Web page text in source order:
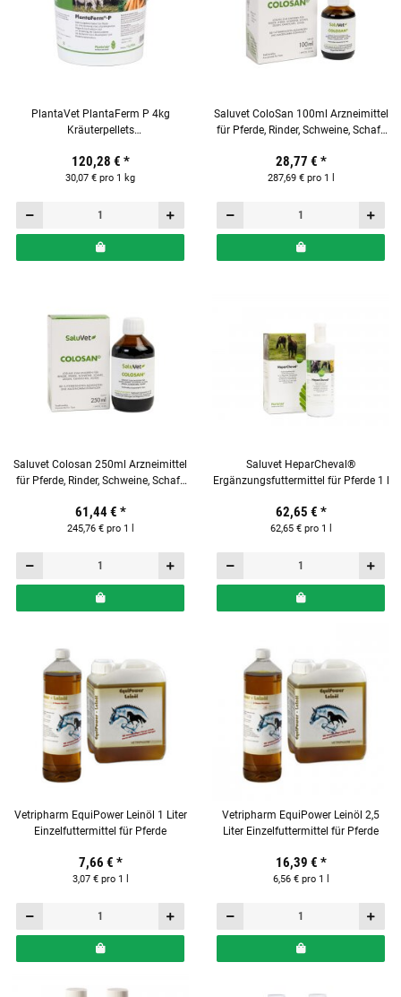
PlantaVet PlantaFerm P 4kg
Kräuterpellets
120,28 € *
30,07 € pro 1 kg
Saluvet ColoSan 100ml Arzneimittel
für Pferde, Rinder, Schweine, Schafe
28,77 € *
287,69 € pro 1 l
Saluvet Colosan 250ml Arzneimittel
für Pferde, Rinder, Schweine, Schafe
61,44 € *
245,76 € pro 1 l
Saluvet HeparCheval®
Ergänzungsfuttermittel für Pferde 1 l
62,65 € *
62,65 € pro 1 l
Vetripharm EquiPower Leinöl 1 Liter
Einzelfuttermittel für Pferde
7,66 € *
3,07 € pro 1 l
Vetripharm EquiPower Leinöl 2,5
Liter Einzelfuttermittel für Pferde
16,39 € *
6,56 € pro 1 l